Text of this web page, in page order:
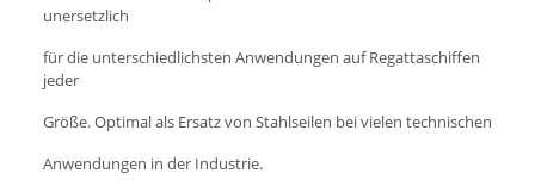
unersetzlich
für die unterschiedlichsten Anwendungen auf Regattaschiffen
jeder
Größe. Optimal als Ersatz von Stahlseilen bei vielen technischen
Anwendungen in der Industrie.